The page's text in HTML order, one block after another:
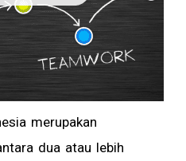
merupakan
dua atau lebih